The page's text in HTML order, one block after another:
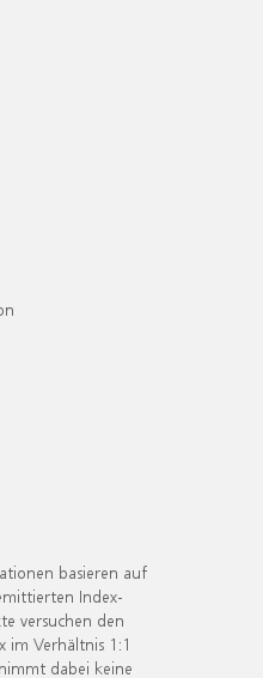
basieren auf
Index-
versuchen den
im Verhältnis 1:1
dabei keine